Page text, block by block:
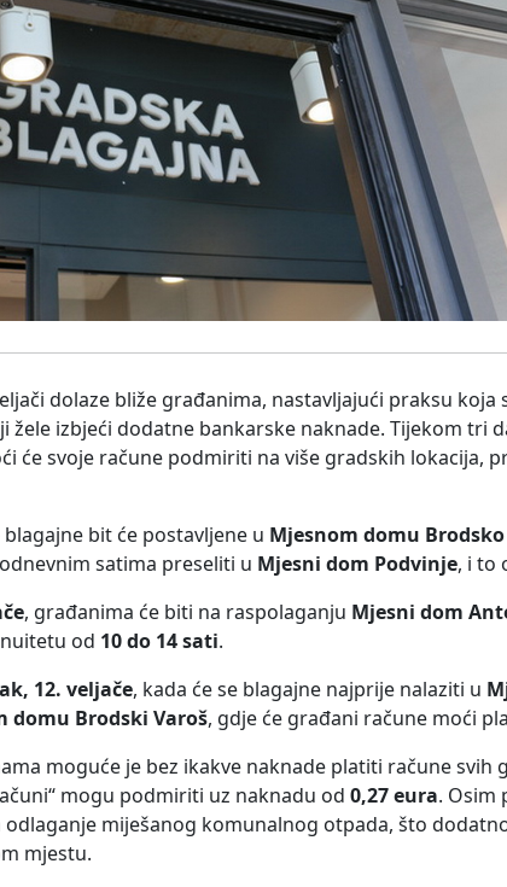
dolaze bliže građanima, nastavljajući praksu
izbjeći dodatne bankarske naknade. Tijekom tri
će svoje račune podmiriti na više gradskih lokacija,
bit će postavljene u Mjesnom domu
satima preseliti u Mjesni dom Podvinje, i to
, građanima će biti na raspolaganju Mjesni dom
od 10 do 14 sati.
12. veljače, kada će se blagajne najprije nalaziti u
domu Brodski Varoš, gdje će građani račune moći
moguće je bez ikakve naknade platiti račune svih
mogu podmiriti uz naknadu od 0,27 eura. Osim
odlaganje miješanog komunalnog otpada, što
mjestu.